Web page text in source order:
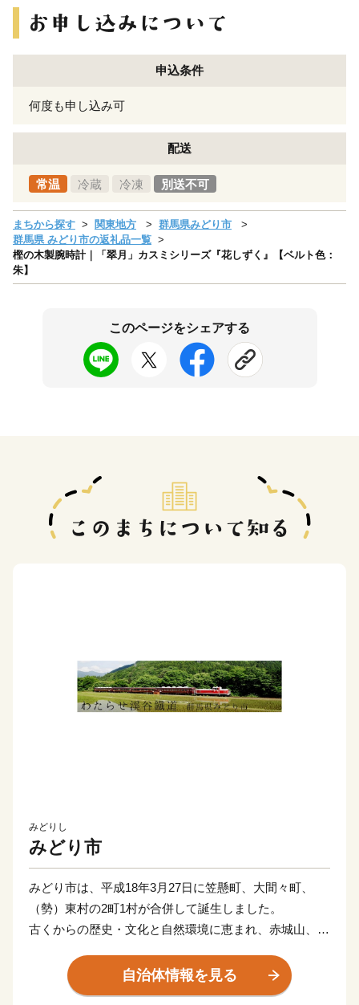
申込条件
何度も申し込み可
配送
常温 冷蔵 冷凍 別送不可
まちから探す 関東地方
群馬県みどり市
群馬県 みどり市の返礼品一覧
樫の木製腕時計｜「翠月」カスミシリーズ『花しずく』【ベルト色：
朱】
このページをシェアする
みどりし
みどり市
みどり市は、平成18年3月27日に笠懸町、大間々町、
（勢）東村の2町1村が合併して誕生しました。
古くからの歴史・文化と自然環境に恵まれ、赤城山、足
渡良瀬川がつくり出した扇状地などの多様な特性をもっ
た地域です。
自治体情報を見る